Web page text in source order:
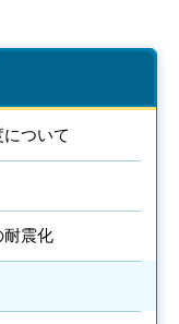
ついて
耐震化